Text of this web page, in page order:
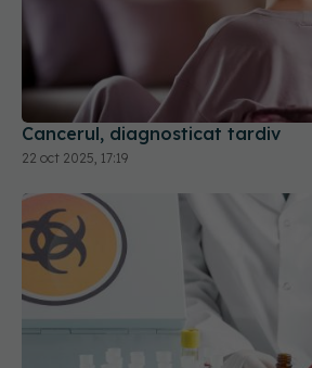
Cancerul, diagnosticat tardiv
22 oct 2025, 17:19